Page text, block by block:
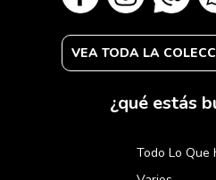
VEA TODA LA
¿qué estás
Todo Lo Que